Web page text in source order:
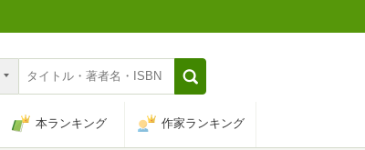
本ランキング 作家ランキング